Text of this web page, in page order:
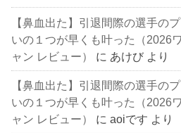
【鼻血出た】引退間際の選手の
いの１つが早くも叶った（2026
ャン レビュー）
に あけび より
【鼻血出た】引退間際の選手の
いの１つが早くも叶った（2026
ャン レビュー）
にaoiです より